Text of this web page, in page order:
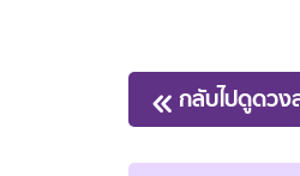
กลับไปดูดว